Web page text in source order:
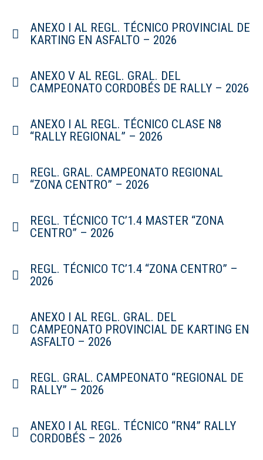
ANEXO I AL REGL. TÉCNICO PROVINCIAL DE
KARTING EN ASFALTO – 2026
ANEXO V AL REGL. GRAL. DEL
CAMPEONATO CORDOBÉS DE RALLY – 2026
ANEXO I AL REGL. TÉCNICO CLASE N8
“RALLY REGIONAL” – 2026
REGL. GRAL. CAMPEONATO REGIONAL
“ZONA CENTRO” – 2026
REGL. TÉCNICO TC’1.4 MASTER “ZONA
CENTRO” – 2026
REGL. TÉCNICO TC’1.4 “ZONA CENTRO” –
2026
ANEXO I AL REGL. GRAL. DEL
CAMPEONATO PROVINCIAL DE KARTING EN
ASFALTO – 2026
REGL. GRAL. CAMPEONATO “REGIONAL DE
RALLY” – 2026
ANEXO I AL REGL. TÉCNICO “RN4” RALLY
CORDOBÉS – 2026